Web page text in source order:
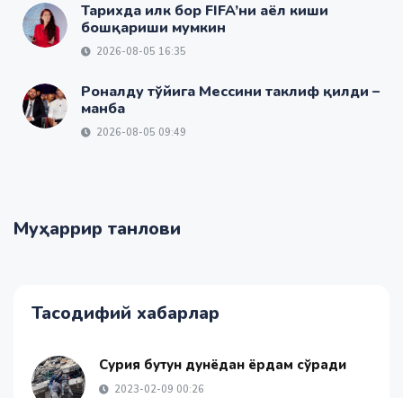
Тарихда илк бор FIFA’ни аёл киши
бошқариши мумкин
2026-08-05 16:35
Роналду тўйига Мессини таклиф қилди –
манба
2026-08-05 09:49
Муҳаррир танлови
Тасодифий хабарлар
Сурия бутун дунёдан ёрдам сўради
2023-02-09 00:26